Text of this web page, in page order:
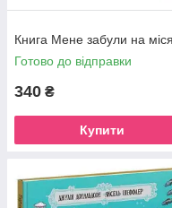
Книга Мене забули на
Готово до відправки
340 ₴
Купити